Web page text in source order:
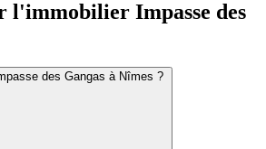
l'immobilier Impasse des
des Gangas à Nîmes ?